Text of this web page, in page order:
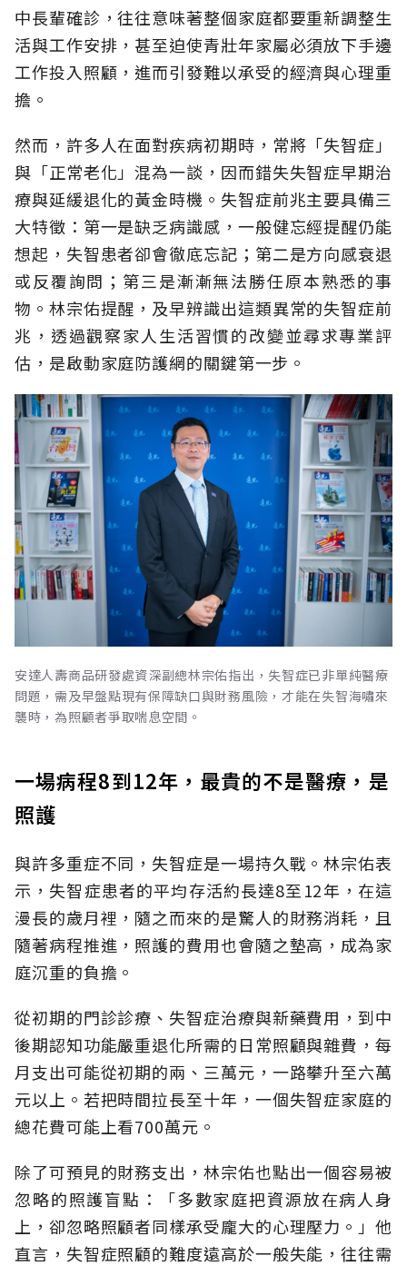
中長輩確診，往往意味著整個家庭都要重新調整生
活與工作安排，甚至迫使青壯年家屬必須放下手邊
工作投入照顧，進而引發難以承受的經濟與心理重
擔。
然而，許多人在面對疾病初期時，常將「失智症」
與「正常老化」混為一談，因而錯失失智症早期治
療與延緩退化的黃金時機。失智症前兆主要具備三
大特徵：第一是缺乏病識感，一般健忘經提醒仍能
想起，失智患者卻會徹底忘記；第二是方向感衰退
或反覆詢問；第三是漸漸無法勝任原本熟悉的事
物。林宗佑提醒，及早辨識出這類異常的失智症前
兆，透過觀察家人生活習慣的改變並尋求專業評
估，是啟動家庭防護網的關鍵第一步。
安達人壽商品研發處資深副總林宗佑指出，失智症已非單純醫療
問題，需及早盤點現有保障缺口與財務風險，才能在失智海嘯來
襲時，為照顧者爭取喘息空間。
一場病程8到12年，最貴的不是醫療，是
照護
與許多重症不同，失智症是一場持久戰。林宗佑表
示，失智症患者的平均存活約長達8至12年，在這
漫長的歲月裡，隨之而來的是驚人的財務消耗，且
隨著病程推進，照護的費用也會隨之墊高，成為家
庭沉重的負擔。
從初期的門診診療、失智症治療與新藥費用，到中
後期認知功能嚴重退化所需的日常照顧與雜費，每
月支出可能從初期的兩、三萬元，一路攀升至六萬
元以上。若把時間拉長至十年，一個失智症家庭的
總花費可能上看700萬元。
除了可預見的財務支出，林宗佑也點出一個容易被
忽略的照護盲點：「多數家庭把資源放在病人身
上，卻忽略照顧者同樣承受龐大的心理壓力。」他
直言，失智症照顧的難度遠高於一般失能，往往需